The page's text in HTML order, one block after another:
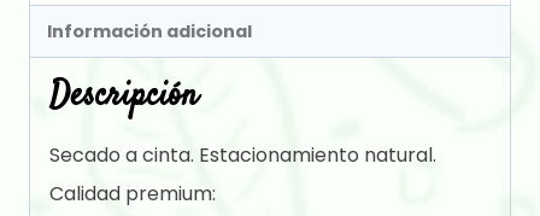
Información adicional
Descripción
Secado a cinta. Estacionamiento natural.
Calidad premium: